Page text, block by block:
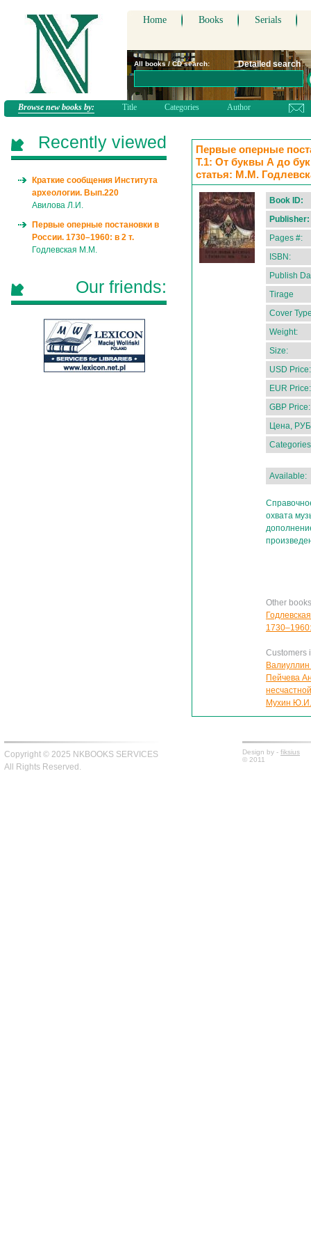
Home Books Serials
All books / CD search: Detailed search
Browse new books by: Title Categories Author
Первые оперные
Т.1: От буквы А до
статья: М.М.
Book ID:
Publisher:
Pages #:
ISBN:
Publish
Tirage
Cover
Weight:
Size:
USD Price:
EUR Price:
GBP Price:
Цена,
Available:
охвата
Other
Customers
Пейчева
Мухин Ю.И.
Recently viewed
Краткие сообщения Института
археологии. Вып.220
Авилова Л.И.
Первые оперные постановки в
России. 1730–1960: в 2 т.
Годлевская М.М.
Our friends:
Copyright © 2025 NKBOOKS SERVICES
All Rights Reserved.
Design by - fiksius
© 2011